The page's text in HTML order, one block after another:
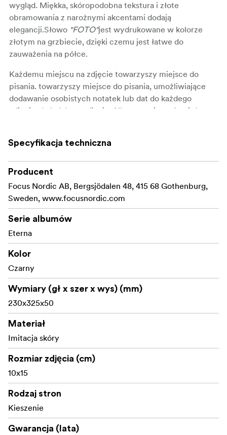
wygląd. Miękka, skóropodobna tekstura i złote
obramowania z narożnymi akcentami dodają
elegancji.Słowo "FOTO"jest wydrukowane w kolorze
złotym na grzbiecie, dzięki czemu jest łatwe do
zauważenia na półce.
Każdemu miejscu na zdjęcie towarzyszy miejsce do
pisania. towarzyszy miejsce do pisania, umożliwiające
dodawanie osobistych notatek lub dat do każdego
zdjęcia. do każdego zdjęcia. Album zawiera również
wersje wspomnień wraz z odbitkami.
Doskonały do organizowania zdjęć rodzinnych,
ponadczasowy album jest w tradycyjnych kolorach ze
złotymi detalami dla wyrafinowanego wyglądu.
Wykonany z materiałów certyfikowanych przez FSC®,
kod licencji FSC-C211920, ten produkt jest
zrównoważonym wyborem, który pomaga chronić nasze
lasy.
Specyfikacja techniczna
Producent
Focus Nordic AB, Bergsjödalen 48, 415 68 Gothenburg,
Sweden, www.focusnordic.com
Serie albumów
Eterna
Kolor
Czarny
Wymiary (gł x szer x wys) (mm)
230x325x50
Materiał
Imitacja skóry
Rozmiar zdjęcia (cm)
10x15
Rodzaj stron
Kieszenie
Gwarancja (lata)